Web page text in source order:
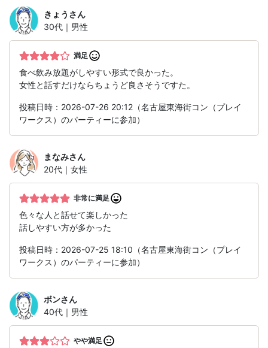
きょう さん
30代｜男性
満足
食べ飲み放題がしやすい形式で良かった。
女性と話すだけならちょうど良さそうですた。
投稿日時：2026-07-26 20:12（名古屋東海街コン（プレイ
ワークス）のパーティーに参加）
まなみさん
20代｜女性
非常に満足
色々な人と話せて楽しかった
話しやすい方が多かった
投稿日時：2026-07-25 18:10（名古屋東海街コン（プレイ
ワークス）のパーティーに参加）
ボンさん
40代｜男性
やや満足